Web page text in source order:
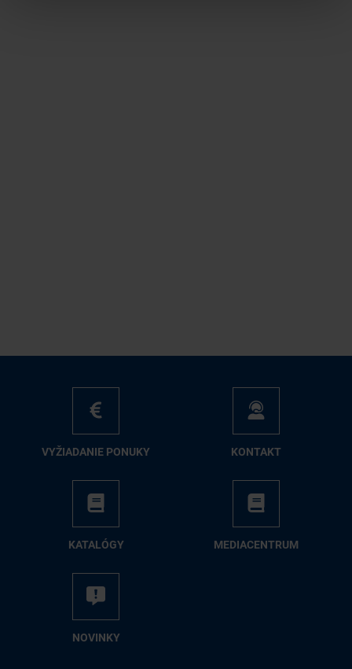
VY­ŽIA­DA­NIE PO­NU­KY KON­TAKT
KA­TA­LÓ­GY ME­DIA­CEN­TRUM
NO­VIN­KY